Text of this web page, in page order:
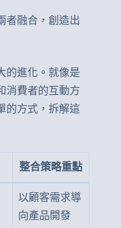
者融合，創造出
的進化。就像是
消費者的互動方
的方式，拆解這
整合策略重點
以顧客需求導
向產品開發